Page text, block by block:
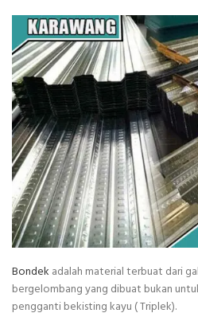
Bondek adalah material terbuat dari
bergelombang yang dibuat bukan
pengganti bekisting kayu ( Triplek).